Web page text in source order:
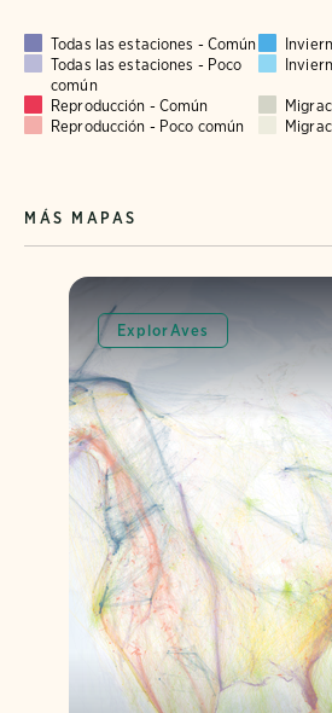
Todas las estaciones - Común
Todas las estaciones - Poco
común
Reproducción - Común
Reproducción - Poco común
MÁS MAPAS
ExplorAves